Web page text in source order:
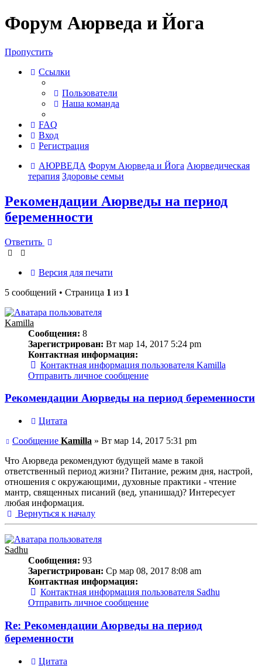
Форум Аюрведа и Йога
Пропустить
Ссылки
Пользователи
Наша команда
FAQ
Вход
Регистрация
АЮРВЕДА Форум Аюрведа и Йога Аюрведическая
терапия Здоровье семьи
Рекомендации Аюрведы на период
беременности
Ответить
Версия для печати
5 сообщений • Страница 1 из 1
Kamilla
Сообщения: 8
Зарегистрирован: Вт мар 14, 2017 5:24 pm
Контактная информация:
Контактная информация пользователя Kamilla
Отправить личное сообщение
Рекомендации Аюрведы на период беременности
Цитата
Сообщение Kamilla » Вт мар 14, 2017 5:31 pm
Что Аюрведа рекомендуют будущей маме в такой
ответственный период жизни? Питание, режим дня, настрой,
отношения с окружающими, духовные практики - чтение
мантр, священных писаний (вед, упанишад)? Интересует
любая информация.
Вернуться к началу
Sadhu
Сообщения: 93
Зарегистрирован: Ср мар 08, 2017 8:08 am
Контактная информация:
Контактная информация пользователя Sadhu
Отправить личное сообщение
Re: Рекомендации Аюрведы на период
беременности
Цитата